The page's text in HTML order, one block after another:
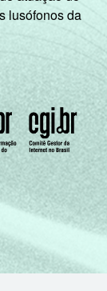
lusófonos da